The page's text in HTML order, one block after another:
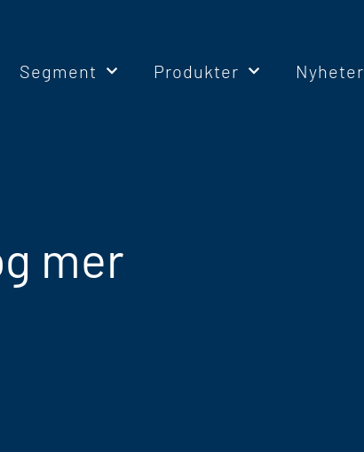
Segment Produkter Nyheter
mer